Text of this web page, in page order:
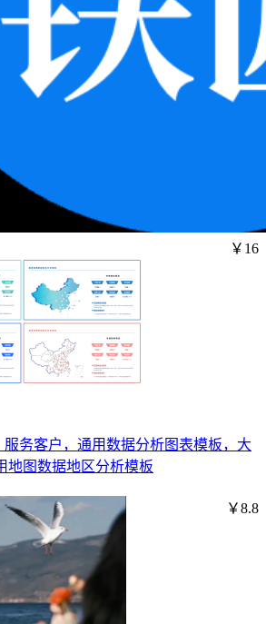
￥16
务客户，通用数据分析图表模板，大
地图数据地区分析模板
￥8.8